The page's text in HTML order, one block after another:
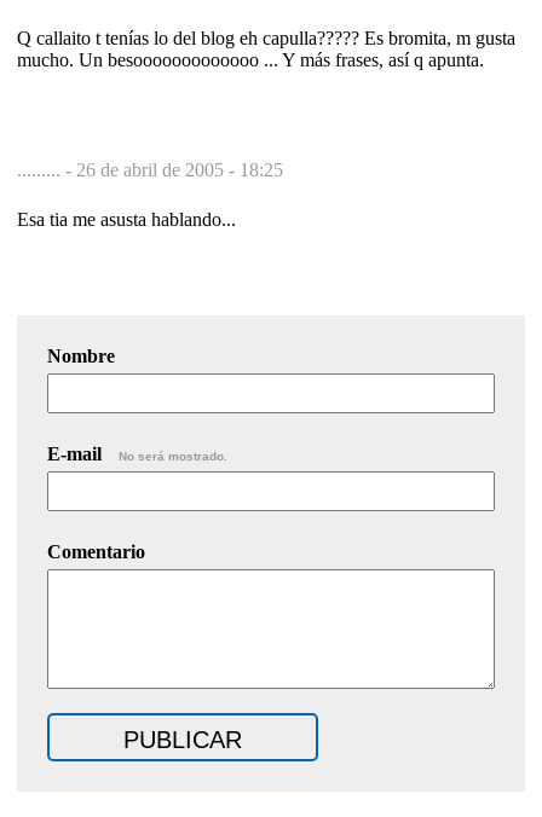
Q callaito t tenías lo del blog eh capulla????? Es bromita, m gusta
mucho. Un besooooooooooooo ... Y más frases, así q apunta.
......... - 26 de abril de 2005 - 18:25
Esa tia me asusta hablando...
Nombre
E-mail No será mostrado.
Comentario